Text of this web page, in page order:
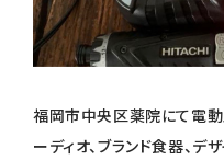
福岡市中央区薬院にて電動
ーディオ、ブランド食器、